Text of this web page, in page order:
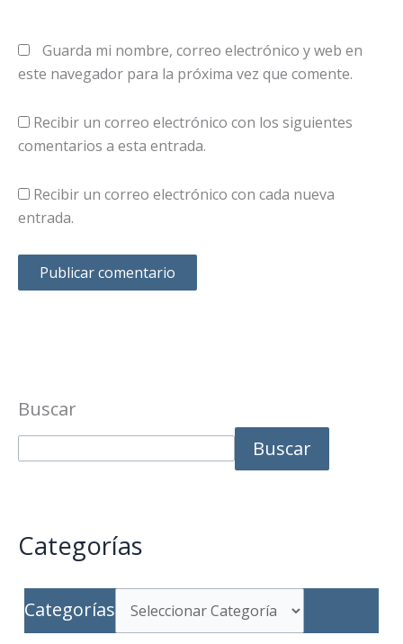
Guarda mi nombre, correo electrónico y web en
este navegador para la próxima vez que comente.
Recibir un correo electrónico con los siguientes
comentarios a esta entrada.
Recibir un correo electrónico con cada nueva
entrada.
Buscar
Buscar
Categorías
Categorías